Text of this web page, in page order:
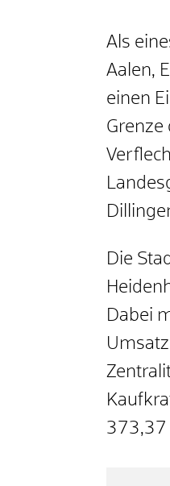
Als
Aalen,
einen
Grenze
Die
Dabei
373,37